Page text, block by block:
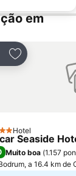
em
Adicionar
Hotel
Seaside
Muito boa (1.157
a 16.4 km de